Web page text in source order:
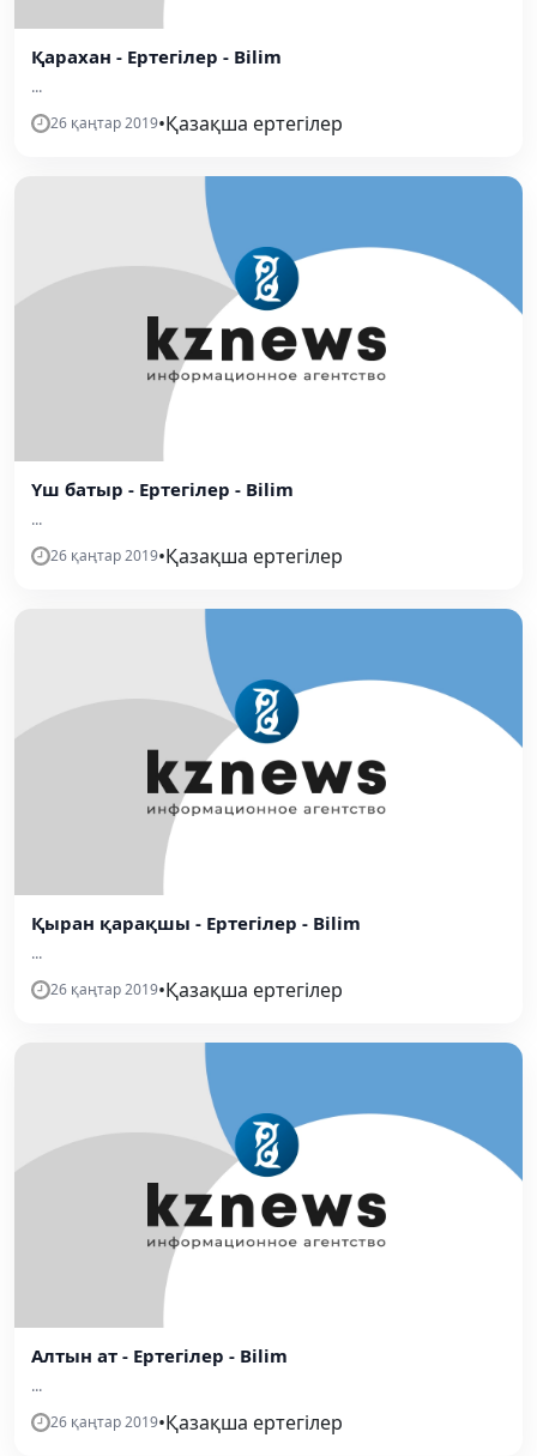
Қарахан - Ертегілер - Bilim
...
26 қаңтар 2019•Қазақша ертегілер
Үш батыр - Ертегілер - Bilim
...
26 қаңтар 2019•Қазақша ертегілер
Қыран қарақшы - Ертегілер - Bilim
...
26 қаңтар 2019•Қазақша ертегілер
Алтын ат - Ертегілер - Bilim
...
26 қаңтар 2019•Қазақша ертегілер